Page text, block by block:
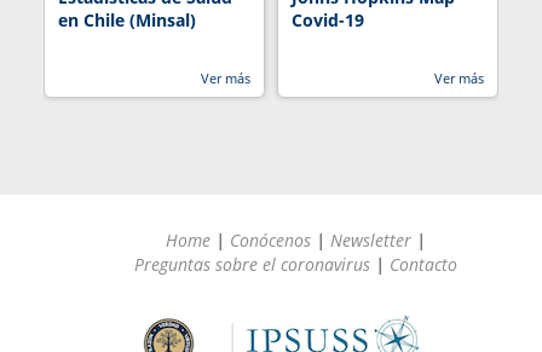
en Chile (Minsal)
Ver más
Covid-19
Ver más
Home | Conócenos | Newsletter |
Preguntas sobre el coronavirus | Contacto